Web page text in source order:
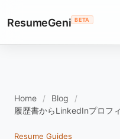
ResumeGeni BETA
Home
Blog
履歴書からLinkedInプロフ
Resume Guides